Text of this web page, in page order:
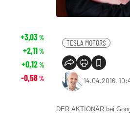
TESLA MOTORS
14.04.2016,
DER AKTIONÄR bei
+3,03%
+2,11%
+0,12%
-0,58%